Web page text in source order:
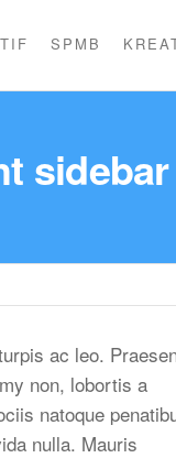
SPMB
sidebar
ac leo.
non, lobortis a
natoque
nulla. Mauris